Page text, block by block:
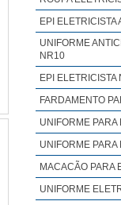
EPI ELETRICISTA
UNIFORME
NR10
EPI ELETRICISTA
FARDAMENTO
UNIFORME PARA
UNIFORME PARA
MACACÃO PARA
UNIFORME